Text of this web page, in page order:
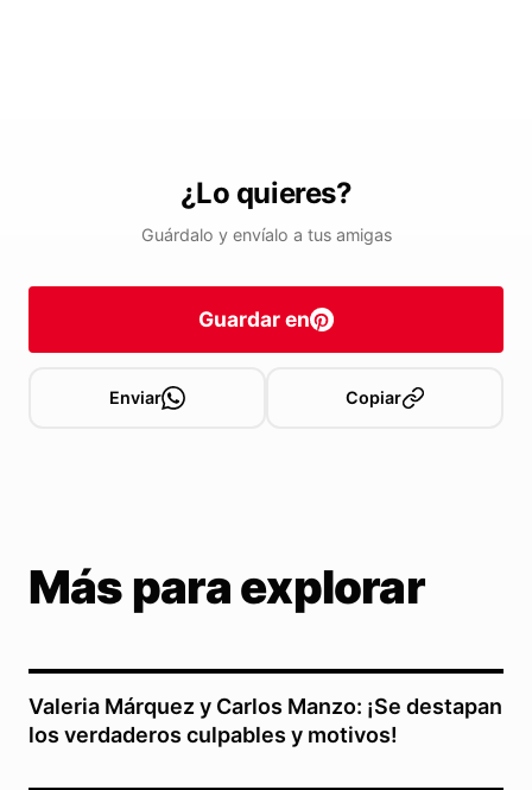
¿Lo quieres?
Guárdalo y envíalo a tus amigas
Guardar en
Enviar Copiar
Más para explorar
Valeria Márquez y Carlos Manzo: ¡Se destapan
los verdaderos culpables y motivos!